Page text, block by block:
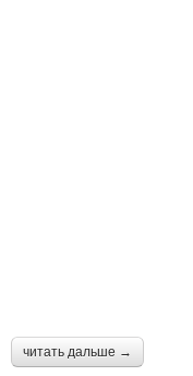
читать дальше →